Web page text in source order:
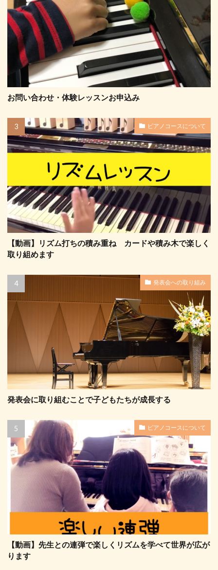
お問い合わせ・体験レッスンお申込み
ピアノコースについて
【動画】リズム打ちの積み重ね カードや積み木で楽しく
取り組めます
発表会への取り組み
発表会に取り組むことで子どもたちが成長する
ピアノコースについて
【動画】先生との連弾で楽しくリズムを学べて世界が広が
ります